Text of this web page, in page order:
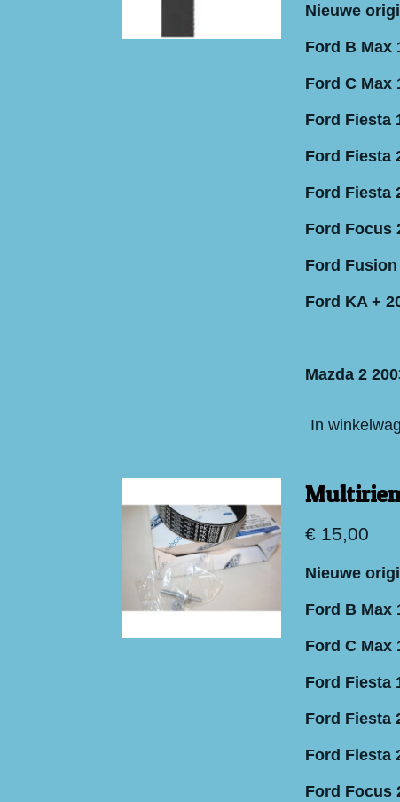
Nieuwe
Ford B Max
Ford C Max
Ford Fiesta
Ford Fiesta
Ford Fiesta
Ford Focus
Ford Fusion
Ford KA +
Mazda 2
In
€ 15,00
Nieuwe
Ford B Max
Ford C Max
Ford Fiesta
Ford Fiesta
Ford Fiesta
Ford Focus